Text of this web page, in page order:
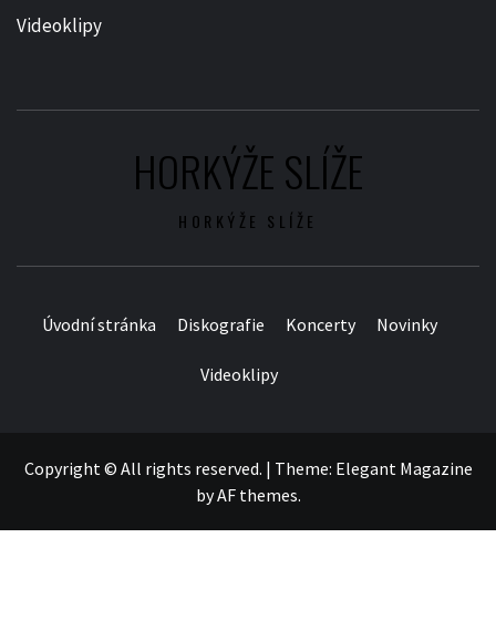
Videoklipy
HORKÝŽE SLÍŽE
HORKÝŽE SLÍŽE
Úvodní stránka Diskografie Koncerty Novinky
Videoklipy
Copyright © All rights reserved. | Theme: Elegant Magazine
byAF themes.